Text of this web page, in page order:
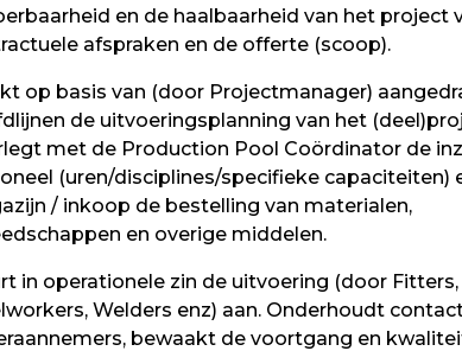
en de haalbaarheid van het project
afspraken en de offerte (scoop).
op basis van (door Projectmanager)
de uitvoeringsplanning van het
met de Production Pool Coördinator de
(uren/disciplines/specifieke capaciteiten)
/ inkoop de bestelling van materialen,
en overige middelen.
in operationele zin de uitvoering (door Fitters,
Welders enz) aan. Onderhoudt
bewaakt de voortgang en